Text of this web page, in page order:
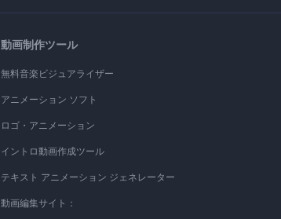
動画制作ツール
無料音楽ビジュアライザー
アニメーション ソフト
ロゴ・アニメーション
イントロ動画作成ツール
テキスト アニメーション ジェネレーター
動画編集サイト：